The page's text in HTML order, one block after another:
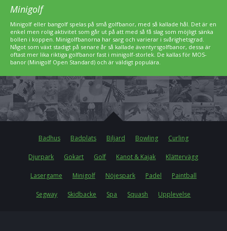
Minigolf
Minigolf eller bangolf spelas på små golfbanor, med så kallade hål. Det är en
enkel men rolig aktivitet som går ut på att med så få slag som möjligt sänka
bollen i koppen. Minigolfbanorna har sarg och varierar i svårighetsgrad.
Något som växt stadigt på senare år så kallade äventyrsgolfbanor, dessa är
oftast mer lika riktiga golfbanor fast i minigolf-storlek. De kallas för MOS-
banor (Minigolf Open Standard) och är väldigt populära.
Badhus Badplats Biljard Bowling Curling
Djurpark Gokart Golf Kanot & Kajak Klättervägg
Lasergame Minigolf Nöjespark Padel Paintball
Segway Skidbacke Spa Squash Upplevelse